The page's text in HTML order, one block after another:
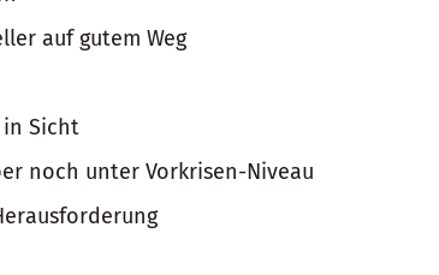
auf gutem Weg
Sicht
noch unter Vorkrisen-Niveau